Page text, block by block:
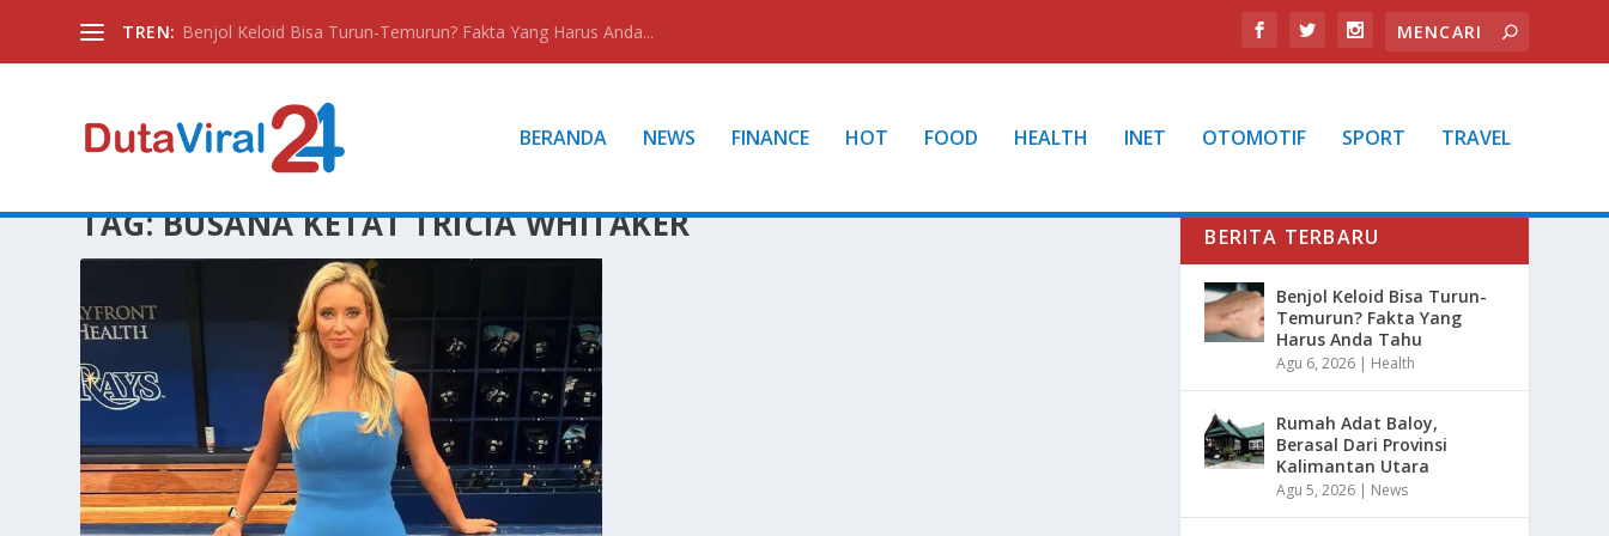
TREN: Benjol Keloid Bisa Turun-Temurun? Fakta Yang Harus Anda...
BERANDA NEWS FINANCE HOT FOOD HEALTH INET OTOMOTIF SPORT TRAVEL
TAG:BUSANA KETAT TRICIA WHITAKER BERITA TERBARU
Benjol Keloid Bisa Turun-
Temurun? Fakta Yang
Harus Anda Tahu
Agu 6, 2026 | Health
Rumah Adat Baloy,
Berasal Dari Provinsi
Kalimantan Utara
Agu 5, 2026 | News